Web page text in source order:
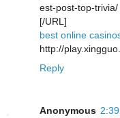
est-post-top-
[/URL]
best online
http://
Reply
Anonymous